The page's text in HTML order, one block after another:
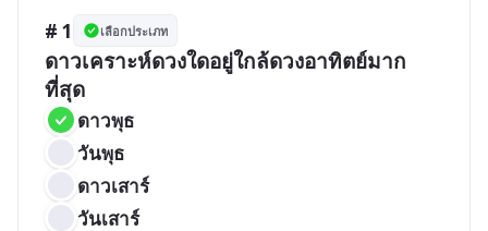
# 1 เลือกประเภท
ดาวเคราะห์ดวงใดอยู่ใกล้ดวงอาทิตย์มาก
ที่สุด
ดาวพุธ
วันพุธ
ดาวเสาร์
วันเสาร์